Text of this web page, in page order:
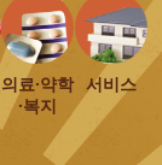
의료·약학
·복지
서비스